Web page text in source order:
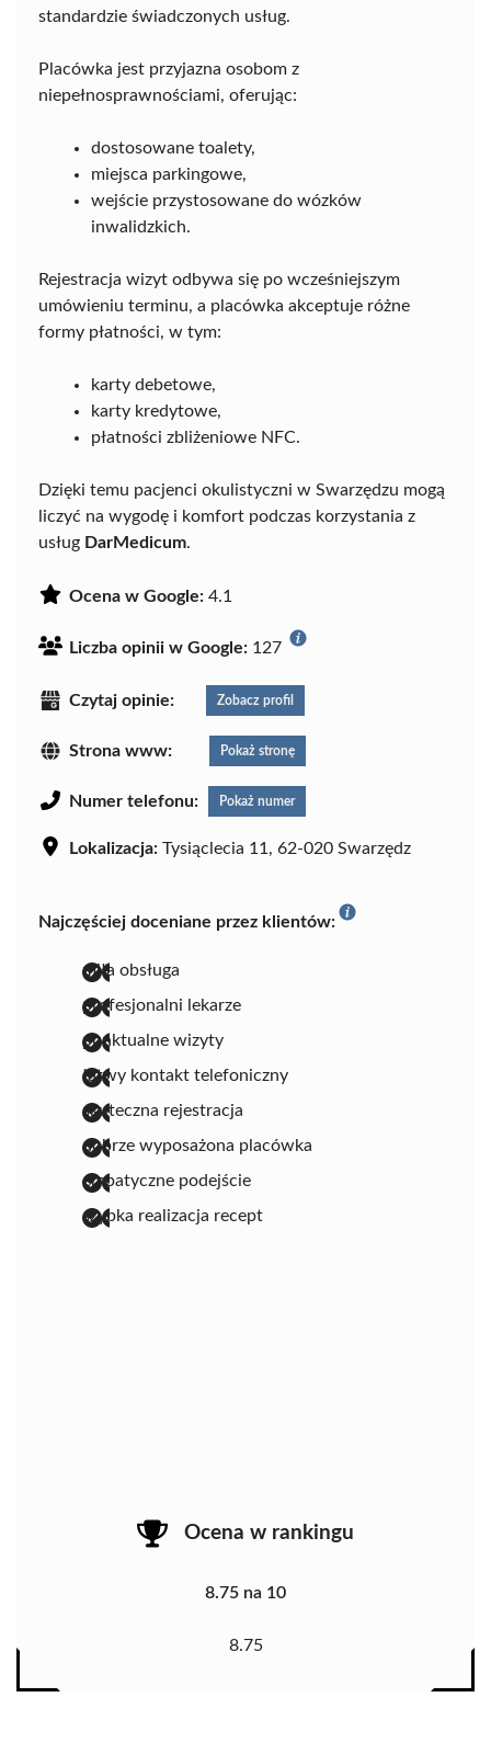
standardzie świadczonych usług.
Placówka jest przyjazna osobom z
niepełnosprawnościami, oferując:
dostosowane toalety,
miejsca parkingowe,
wejście przystosowane do wózków
inwalidzkich.
Rejestracja wizyt odbywa się po wcześniejszym
umówieniu terminu, a placówka akceptuje różne
formy płatności, w tym:
karty debetowe,
karty kredytowe,
płatności zbliżeniowe NFC.
Dzięki temu pacjenci okulistyczni w Swarzędzu mogą
liczyć na wygodę i komfort podczas korzystania z
usług DarMedicum.
Ocena w Google: 4.1
Liczba opinii w Google: 127
Czytaj opinie: Zobacz profil
Strona www: Pokaż stronę
Numer telefonu: Pokaż numer
Lokalizacja: Tysiąclecia 11, 62-020 Swarzędz
Najczęściej doceniane przez klientów:
miła obsługa
profesjonalni lekarze
punktualne wizyty
łatwy kontakt telefoniczny
skuteczna rejestracja
dobrze wyposażona placówka
empatyczne podejście
szybka realizacja recept
Ocena w rankingu
8.75 na 10
8.75